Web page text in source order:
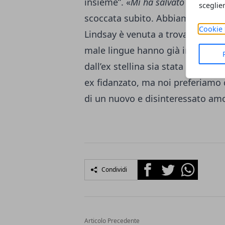
Cookie
scoccata subito. Abbiamo
Lindsay è venuta a trovarmi. Il
male lingue hanno già insinuato
dall’ex stellina sia stata una
ex fidanzato, ma noi preferiamo
di un nuovo e disinteressato
Condividi FacebookTwitterWhatsapp
Articolo Precedente